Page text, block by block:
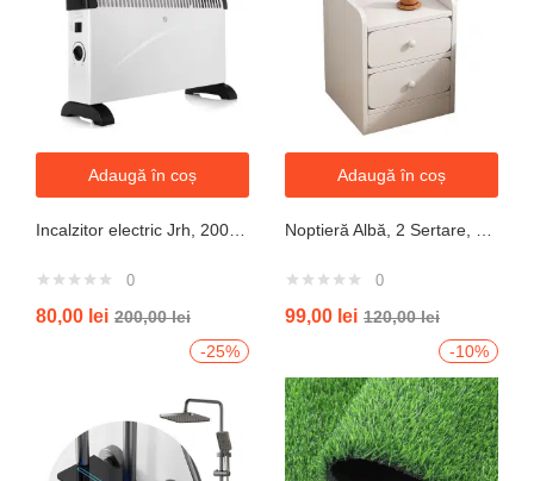
Adaugă în coș
0
80,00 lei 200,00lei
Adaugă în coș
0
99,00 lei 120,00lei
-25%
-10%